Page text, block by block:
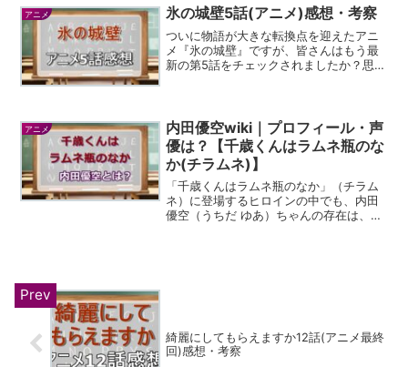
で、見ているだけでこちらの心まで温か
くなるようなエピソ...
アニメ 氷の城壁5話(アニメ)感想・考察
ついに物語が大きな転換点を迎えたアニ
メ『氷の城壁』ですが、皆さんはもう最
新の第5話をチェックされましたか？思春
地よい余韻に浸ってしま...
アニメ
内田優空wiki｜プロフィール・声
優は？【千歳くんはラムネ瓶のな
か(チラムネ)】
「千歳くんはラムネ瓶のなか」（チラム
ネ）に登場するヒロインの中でも、内田
優空（うちだ ゆあ）ちゃんの存在は、ま
綺麗にしてもらえますか12話(アニメ最終
回)感想・考察